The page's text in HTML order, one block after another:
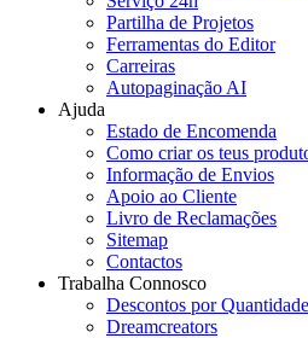
Partilha de Projetos
Ferramentas do Editor
Carreiras
Autopaginação AI
Ajuda
Estado de Encomenda
Como criar os teus
Informação de Envios
Apoio ao Cliente
Livro de Reclamações
Sitemap
Contactos
Trabalha Connosco
Descontos por
Dreamcreators